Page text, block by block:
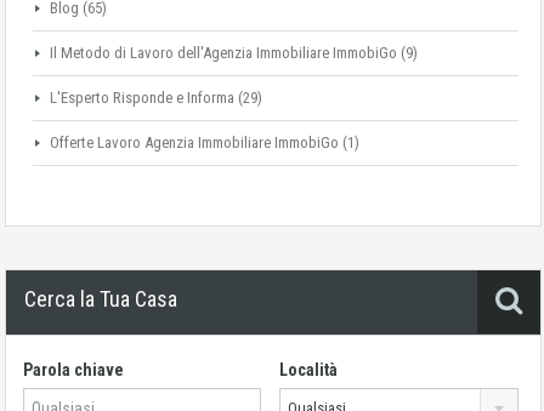
Blog (65)
Il Metodo di Lavoro dell'Agenzia Immobiliare ImmobiGo (9)
L'Esperto Risponde e Informa (29)
Offerte Lavoro Agenzia Immobiliare ImmobiGo (1)
Cerca la Tua Casa
Parola chiave Località